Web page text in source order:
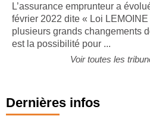
L’assurance emprunteur a
février 2022 dite « Loi
plusieurs grands changements
est la possibilité pour ...
Voir toutes les
Dernières infos